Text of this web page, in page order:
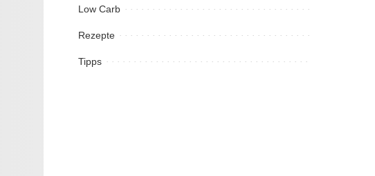
Low Carb
Rezepte
Tipps